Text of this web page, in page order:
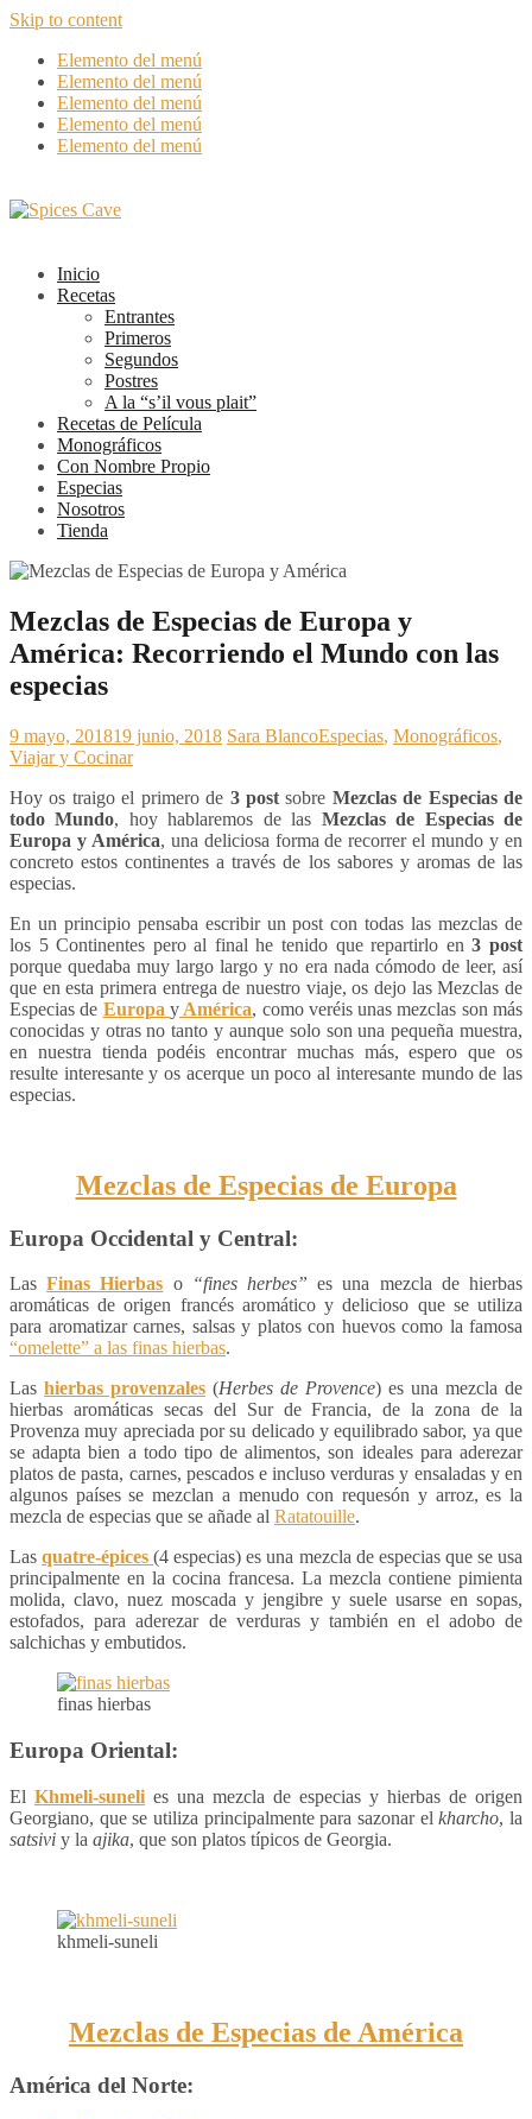
Skip to content
Elemento del menú
Elemento del menú
Elemento del menú
Elemento del menú
Elemento del menú
Inicio
Recetas
Entrantes
Primeros
Segundos
Postres
A la “s’il vous plait”
Recetas de Película
Monográficos
Con Nombre Propio
Especias
Nosotros
Tienda
Mezclas de Especias de Europa y
América: Recorriendo el Mundo con las
especias
9 mayo, 201819 junio, 2018 Sara BlancoEspecias, Monográficos,
Viajar y Cocinar
Hoy os traigo el primero de 3 postsobre Mezclas de Especias de
todo Mundo, hoy hablaremos de las Mezclas de Especias de
Europa y América, una deliciosa forma de recorrer el mundo y en
concreto estos continentes a través de los sabores y aromas de las
especias.
En un principio pensaba escribir un post con todas las mezclas de
los 5 Continentes pero al final he tenido que repartirlo en3 post
porque quedaba muy largo largo y no era nada cómodo de leer, así
que en esta primera entrega de nuestro viaje, os dejo las Mezclas de
Especias de Europa yAmérica, como veréis unas mezclas son más
conocidas y otras no tanto y aunque solo son una pequeña muestra,
en nuestra tienda podéis encontrar muchas más, espero que os
resulte interesante y os acerque un poco al interesante mundo de las
especias.
Mezclas de Especias de Europa
Europa Occidental y Central:
LasFinas Hierbas o “fines herbes” es una mezcla de hierbas
aromáticas de origen francés aromático y delicioso que se utiliza
para aromatizar carnes, salsas y platos con huevos como la famosa
“omelette” a las finas hierbas.
Las hierbas provenzales (Herbes de Provence) es una mezcla de
hierbas aromáticas secas del Sur de Francia, de la zona de la
Provenza muy apreciada por su delicado y equilibrado sabor, ya que
se adapta bien a todo tipo de alimentos, son ideales para aderezar
platos de pasta, carnes, pescados e incluso verduras y ensaladas y en
algunos países se mezclan a menudo con requesón y arroz, es la
mezcla de especias que se añade al Ratatouille.
Lasquatre-épices (4 especias) es una mezcla de especias que se usa
principalmente en la cocina francesa. La mezcla contiene pimienta
molida, clavo, nuez moscada y jengibre y suele usarse en sopas,
estofados, para aderezar de verduras y también en el adobo de
salchichas y embutidos.
finas hierbas
Europa Oriental:
El Khmeli-suneli es una mezcla de especias y hierbas de origen
Georgiano, que se utiliza principalmente para sazonar elkharcho, la
satsivi y la ajika, que son platos típicos de Georgia.
khmeli-suneli
Mezclas de Especias de América
América del Norte: